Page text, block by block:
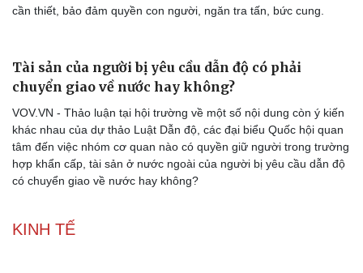
cần thiết, bảo đảm quyền con người, ngăn tra tấn, bức cung.
Tài sản của người bị yêu cầu dẫn độ có phải
chuyển giao về nước hay không?
VOV.VN - Thảo luận tại hội trường về một số nội dung còn ý kiến
khác nhau của dự thảo Luật Dẫn độ, các đại biểu Quốc hội quan
tâm đến việc nhóm cơ quan nào có quyền giữ người trong trường
hợp khẩn cấp, tài sản ở nước ngoài của người bị yêu cầu dẫn độ
có chuyển giao về nước hay không?
KINH TẾ